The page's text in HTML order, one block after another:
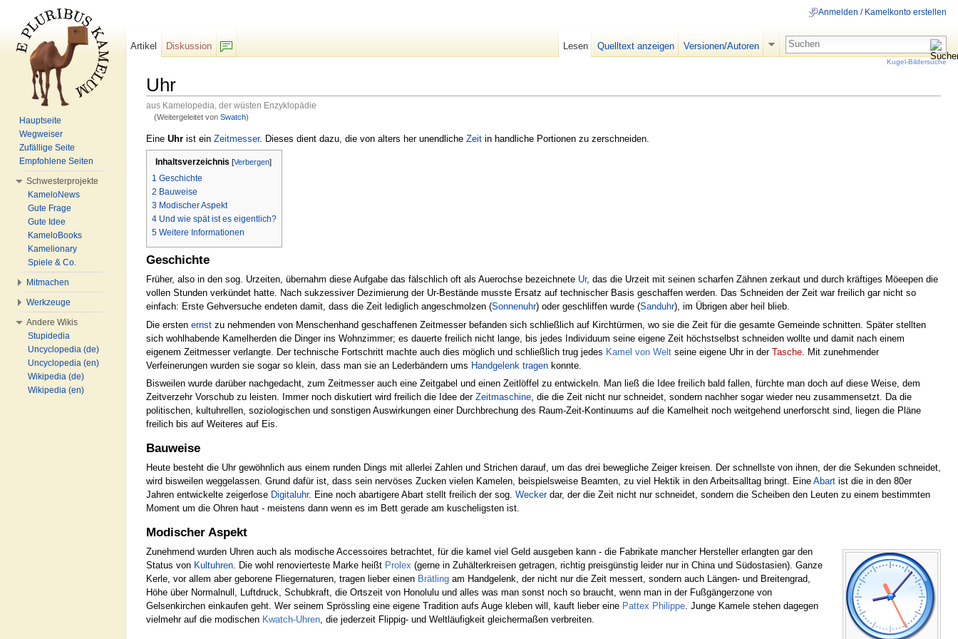
Uhr
aus Kamelopedia, der wüsten Enzyklopädie
(Weitergeleitet von Swatch)
Eine Uhr ist ein Zeitmesser. Dieses dient dazu, die von alters her unendliche Zeit in handliche Portionen zu zerschneiden.
Inhaltsverzeichnis [Verbergen]
1 Geschichte
2 Bauweise
3 Modischer Aspekt
4 Und wie spät ist es eigentlich?
5 Weitere Informationen
Geschichte
Früher, also in den sog. Urzeiten, übernahm diese Aufgabe das fälschlich oft als Auerochse bezeichnete Ur, das die Urzeit mit seinen scharfen Zähnen zerkaut und durch kräftiges Möeepen die
vollen Stunden verkündet hatte. Nach sukzessiver Dezimierung der Ur-Bestände musste Ersatz auf technischer Basis geschaffen werden. Das Schneiden der Zeit war freilich gar nicht so
einfach: Erste Gehversuche endeten damit, dass die Zeit lediglich angeschmolzen (Sonnenuhr) oder geschliffen wurde (Sanduhr), im Übrigen aber heil blieb.
Die ersten ernst zu nehmenden von Menschenhand geschaffenen Zeitmesser befanden sich schließlich auf Kirchtürmen, wo sie die Zeit für die gesamte Gemeinde schnitten. Später stellten
sich wohlhabende Kamelherden die Dinger ins Wohnzimmer; es dauerte freilich nicht lange, bis jedes Individuum seine eigene Zeit höchstselbst schneiden wollte und damit nach einem
eigenem Zeitmesser verlangte. Der technische Fortschritt machte auch dies möglich und schließlich trug jedes Kamel von Welt seine eigene Uhr in der Tasche . Mit zunehmender
Verfeinerungen wurden sie sogar so klein, dass man sie an Lederbändern ums Handgelenk tragen konnte.
Bisweilen wurde darüber nachgedacht, zum Zeitmesser auch eine Zeitgabel und einen Zeitlöffel zu entwickeln. Man ließ die Idee freilich bald fallen, fürchte man doch auf diese Weise, dem
Zeitverzehr Vorschub zu leisten. Immer noch diskutiert wird freilich die Idee der Zeitmaschine, die die Zeit nicht nur schneidet, sondern nachher sogar wieder neu zusammensetzt. Da die
politischen, kultuhrellen, soziologischen und sonstigen Auswirkungen einer Durchbrechung des Raum-Zeit-Kontinuums auf die Kamelheit noch weitgehend unerforscht sind, liegen die Pläne
freilich bis auf Weiteres auf Eis.
Bauweise
Heute besteht die Uhr gewöhnlich aus einem runden Dings mit allerlei Zahlen und Strichen darauf, um das drei bewegliche Zeiger kreisen. Der schnellste von ihnen, der die Sekunden schneidet,
wird bisweilen weggelassen. Grund dafür ist, dass sein nervöses Zucken vielen Kamelen, beispielsweise Beamten, zu viel Hektik in den Arbeitsalltag bringt. Eine Abart ist die in den 80er
Jahren entwickelte zeigerlose Digitaluhr. Eine noch abartigere Abart stellt freilich der sog. Weckerdar, der die Zeit nicht nur schneidet, sondern die Scheiben den Leuten zu einem bestimmten
Moment um die Ohren haut - meistens dann wenn es im Bett gerade am kuscheligsten ist.
Modischer Aspekt
Zunehmend wurden Uhren auch als modische Accessoires betrachtet, für die kamel viel Geld ausgeben kann - die Fabrikate mancher Hersteller erlangten gar den
Status von Kultuhren . Die wohl renovierteste Marke heißt Prolex (gerne in Zuhälterkreisen getragen, richtig preisgünstig leider nur in China und Südostasien). Ganze
Kerle, vor allem aber geborene Fliegernaturen, tragen lieber einen Brätling am Handgelenk, der nicht nur die Zeit messert, sondern auch Längen- und Breitengrad,
Höhe über Normalnull, Luftdruck, Schubkraft, die Ortszeit von Honolulu und alles was man sonst noch so braucht, wenn man in der Fußgängerzone von
Gelsenkirchen einkaufen geht. Wer seinem Sprössling eine eigene Tradition aufs Auge kleben will, kauft lieber eine Pattex Philippe . Junge Kamele stehen dagegen
vielmehr auf die modischen Kwatch-Uhren , die jederzeit Flippig- und Weltläufigkeit gleichermaßen verbreiten.
Anmelden / Kamelkonto erstellen
Artikel
Diskussion
Lesen Quelltext anzeigen Versionen/Autoren
Kugel-Bildersuche
Hauptseite
Wegweiser
Zufällige Seite
Empfohlene Seiten
Schwesterprojekte
KameloNews
Gute Frage
Gute Idee
KameloBooks
Kamelionary
Spiele & Co.
Mitmachen
Werkzeuge
Andere Wikis
Stupidedia
Uncyclopedia (de)
Uncyclopedia (en)
Wikipedia (de)
Wikipedia (en)